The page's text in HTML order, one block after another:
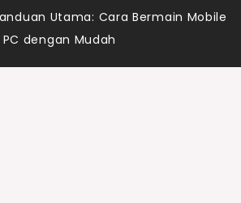
Utama: Cara Bermain Mobile
dengan Mudah